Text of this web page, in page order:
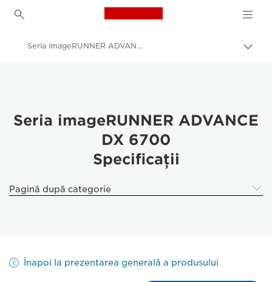
Canon Logo, back to
Produse pentru companii
Imprimante şi faxuri pentru companii
Imprimante multifuncţionale
Seria imageRUNNER ADVANCE DX 6700 – Specificaţii
Seria imageRUNNER ADVANCE
DX 6700
Specificaţii
Pagină după categorie
Înapoi la prezentarea generală a produsului